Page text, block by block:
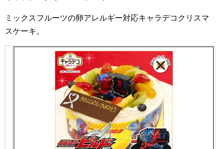
ミックスフルーツの卵アレルギー対応キャラデコクリスマ
スケーキ。